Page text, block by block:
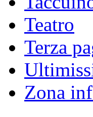
Teatro
Terza
Zona